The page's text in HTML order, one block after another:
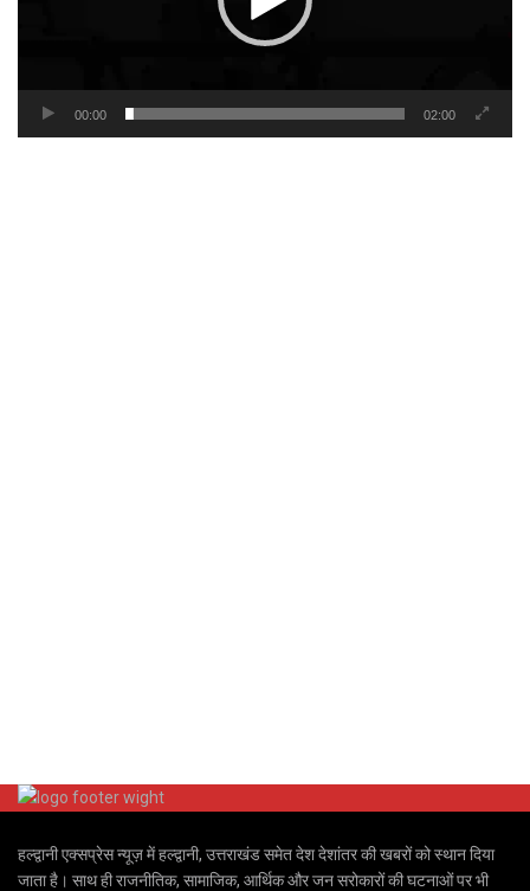
00:00 02:00
हल्द्वानी एक्सप्रेस न्यूज़ में हल्द्वानी, उत्तराखंड समेत देश देशांतर की खबरों को स्थान दिया
जाता है। साथ ही राजनीतिक, सामाजिक, आर्थिक और जन सरोकारों की घटनाओं पर भी